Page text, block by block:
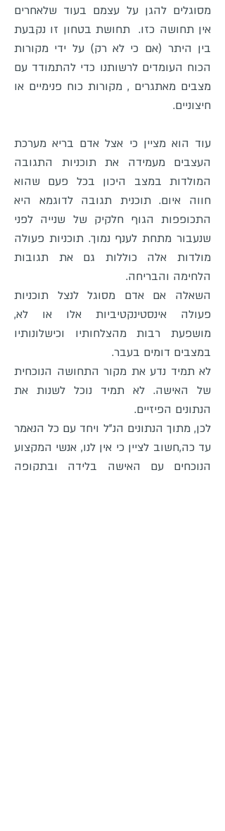
מסוגלים להגן על עצמם בעוד שלאחרים
אין תחושה כזו. תחושת בטחון זו נקבעת
בין היתר (אם כי לא רק) על ידי מקורות
הכוח העומדים לרשותנו כדי להתמודד עם
מצבים מאתגרים , מקורות כוח פנימיים או
חיצוניים.
עוד הוא מציין כי אצל אדם בריא מערכת
העצבים מעמידה את תוכניות התגובה
המולדות במצב היכון בכל פעם שהוא
חווה איום. תוכנית תגובה לדוגמא היא
התכופפות הגוף חלקיק של שנייה לפני
שנעבור מתחת לענף נמוך. תוכניות פעולה
מולדות אלה כוללות גם את תגובות
הלחימה והבריחה.
השאלה אם אדם מסוגל לנצל תוכניות
פעולה אינסטינקטיביות אלו או לא,
מושפעת רבות מהצלחותיו וכישלונותיו
במצבים דומים בעבר.
לא תמיד נדע את מקור התחושה הנוכחית
של האישה. לא תמיד נוכל לשנות את
הנתונים הפיזיים.
לכן, מתוך הנתונים הנ"ל ויחד עם כל הנאמר
עד כה,חשוב לציין כי אין לנו, אנשי המקצוע
הנוכחים עם האישה בלידה ובתקופה